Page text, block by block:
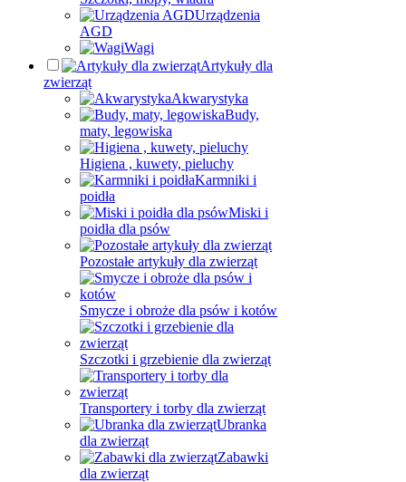
Urządzenia
AGD
Wagi
Artykuły dla
zwierząt
Akwarystyka
Budy,
maty, legowiska
Higiena , kuwety, pieluchy
Karmniki i
poidła
Miski i
poidła dla psów
Pozostałe artykuły dla zwierząt
Smycze i obroże dla psów i kotów
Szczotki i grzebienie dla zwierząt
Transportery i torby dla zwierząt
Ubranka
dla zwierząt
Zabawki
dla zwierząt